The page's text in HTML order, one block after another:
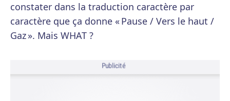
constater dans la traduction caractère par
caractère que ça donne « Pause / Vers le haut /
Gaz ». Mais WHAT ?
Publicité